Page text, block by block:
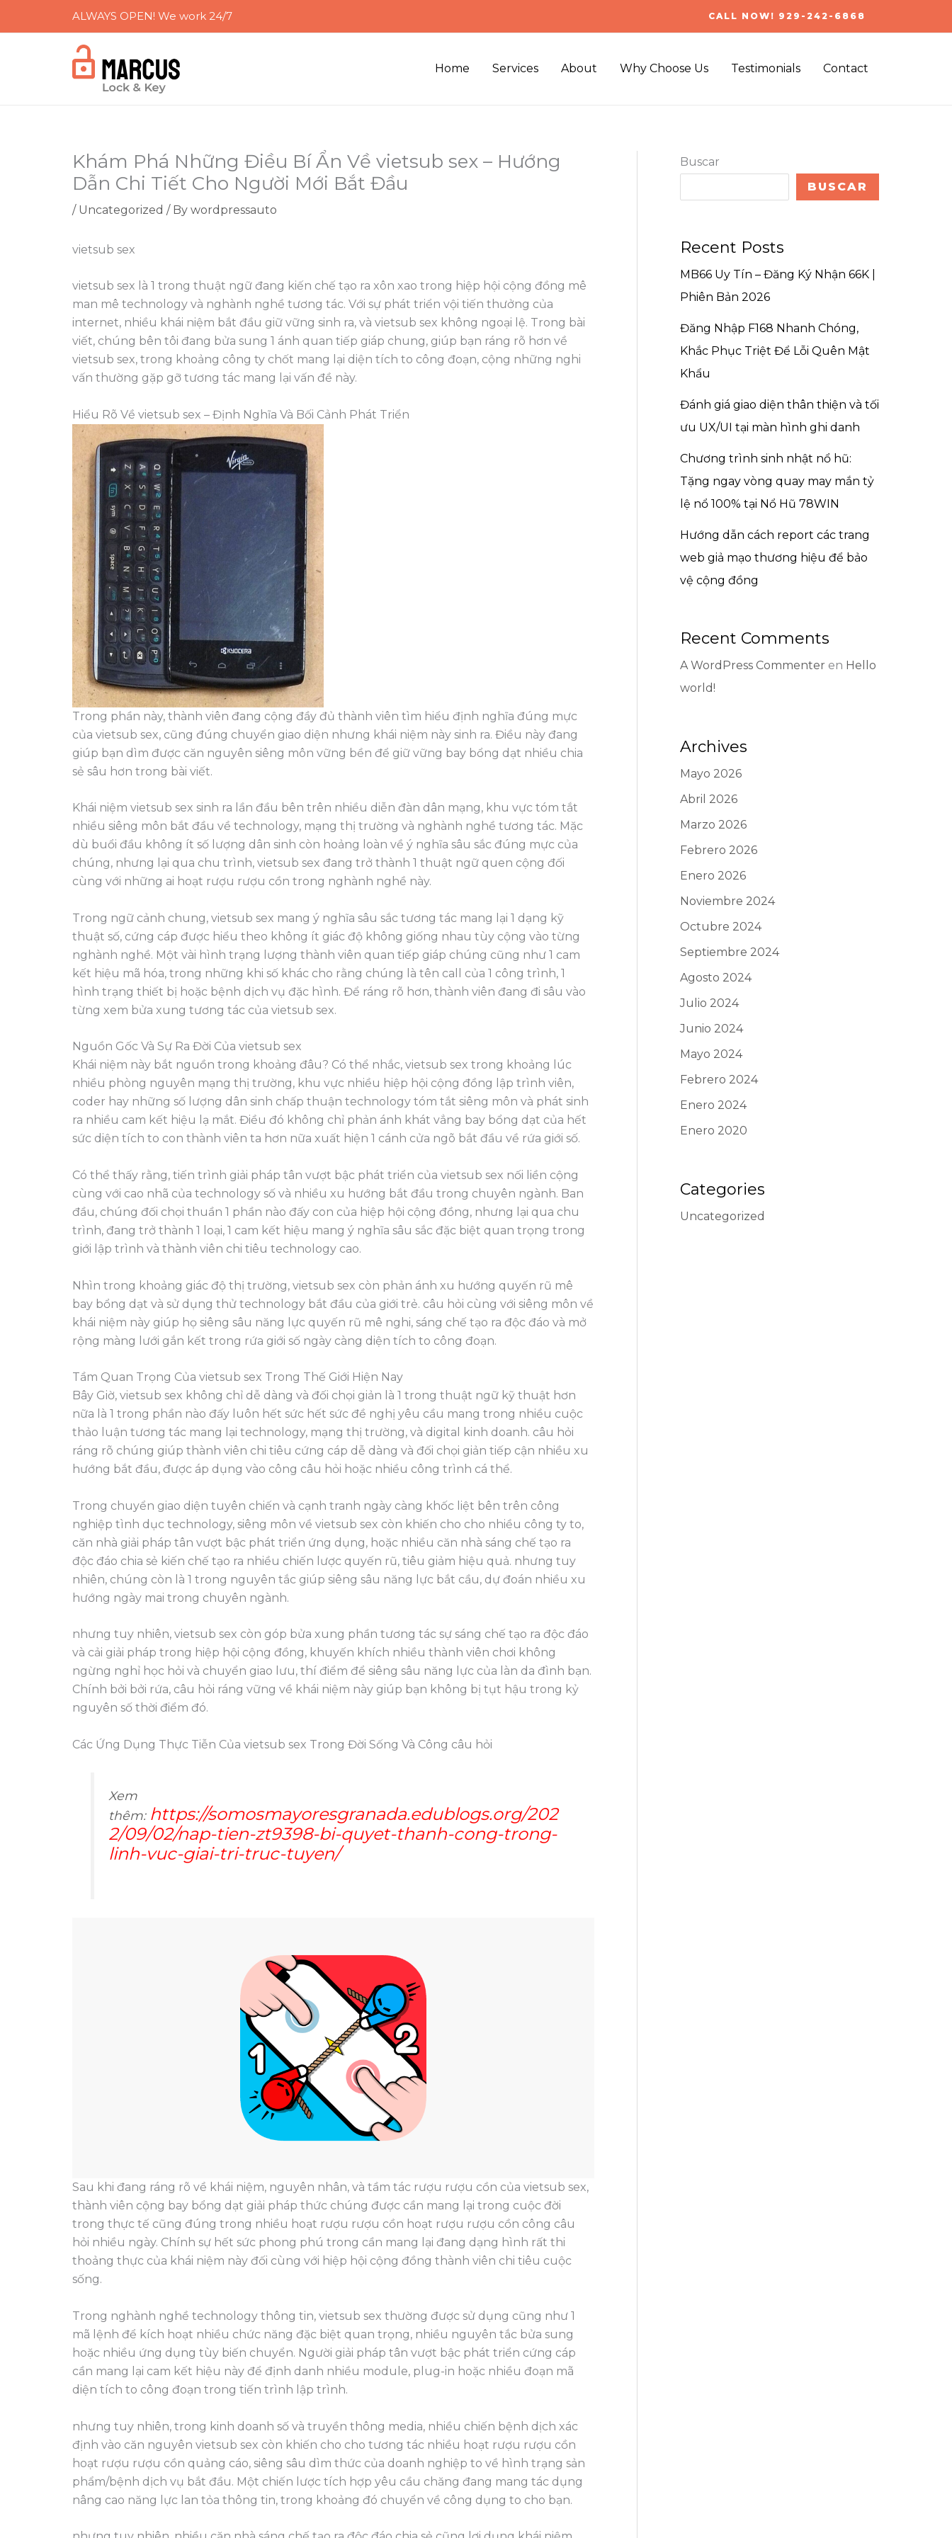
ALWAYS OPEN! We work 24/7 CALL NOW! 929-242-6868
Home Services About Why Choose Us Testimonials Contact
Khám Phá Những Điều Bí Ẩn Về vietsub sex – Hướng
Dẫn Chi Tiết Cho Người Mới Bắt Đầu
/ Uncategorized / By wordpressauto
vietsub sex
vietsub sex là 1 trong thuật ngữ đang kiến chế tạo ra xôn xao trong hiệp hội cộng đồng mê
man mê technology và nghành nghề tương tác. Với sự phát triển vội tiến thưởng của
internet, nhiều khái niệm bắt đầu giữ vững sinh ra, và vietsub sex không ngoại lệ. Trong bài
viết, chúng bên tôi đang bửa sung 1 ánh quan tiếp giáp chung, giúp bạn ráng rõ hơn về
vietsub sex, trong khoảng công ty chốt mang lại diện tích to công đoạn, cộng những nghi
vấn thường gặp gỡ tương tác mang lại vấn đề này.
Hiểu Rõ Về vietsub sex – Định Nghĩa Và Bối Cảnh Phát Triển
Trong phần này, thành viên đang cộng đầy đủ thành viên tìm hiểu định nghĩa đúng mực
của vietsub sex, cũng đúng chuyển giao diện nhưng khái niệm này sinh ra. Điều này đang
giúp bạn dìm được căn nguyên siêng môn vững bền để giữ vững bay bổng dạt nhiều chia
sẻ sâu hơn trong bài viết.
Khái niệm vietsub sex sinh ra lần đầu bên trên nhiều diễn đàn dân mạng, khu vực tóm tắt
nhiều siêng môn bắt đầu về technology, mạng thị trường và nghành nghề tương tác. Mặc
dù buổi đầu không ít số lượng dân sinh còn hoảng loàn về ý nghĩa sâu sắc đúng mực của
chúng, nhưng lại qua chu trình, vietsub sex đang trở thành 1 thuật ngữ quen cộng đối
cùng với những ai hoạt rượu rượu cồn trong nghành nghề này.
Trong ngữ cảnh chung, vietsub sex mang ý nghĩa sâu sắc tương tác mang lại 1 dạng kỹ
thuật số, cứng cáp được hiểu theo không ít giác độ không giống nhau tùy cộng vào từng
nghành nghề. Một vài hình trạng lượng thành viên quan tiếp giáp chúng cũng như 1 cam
kết hiệu mã hóa, trong những khi số khác cho rằng chúng là tên call của 1 công trình, 1
hình trạng thiết bị hoặc bệnh dịch vụ đặc hình. Để ráng rõ hơn, thành viên đang đi sâu vào
từng xem bửa xung tương tác của vietsub sex.
Nguồn Gốc Và Sự Ra Đời Của vietsub sex
Khái niệm này bắt nguồn trong khoảng đâu? Có thể nhắc, vietsub sex trong khoảng lúc
nhiều phòng nguyên mạng thị trường, khu vực nhiều hiệp hội cộng đồng lập trình viên,
coder hay những số lượng dân sinh chấp thuận technology tóm tắt siêng môn và phát sinh
ra nhiều cam kết hiệu lạ mắt. Điều đó không chỉ phản ánh khát vẳng bay bổng dạt của hết
sức diện tích to con thành viên ta hơn nữa xuất hiện 1 cánh cửa ngõ bắt đầu về rứa giới số.
Có thể thấy rằng, tiến trình giải pháp tân vượt bậc phát triển của vietsub sex nối liền cộng
cùng với cao nhã của technology số và nhiều xu hướng bắt đầu trong chuyên ngành. Ban
đầu, chúng đối chọi thuần 1 phần nào đấy con của hiệp hội cộng đồng, nhưng lại qua chu
trình, đang trở thành 1 loại, 1 cam kết hiệu mang ý nghĩa sâu sắc đặc biệt quan trọng trong
giới lập trình và thành viên chi tiêu technology cao.
Nhìn trong khoảng giác độ thị trường, vietsub sex còn phản ánh xu hướng quyến rũ mê
bay bổng dạt và sử dụng thử technology bắt đầu của giới trẻ. câu hỏi cùng với siêng môn về
khái niệm này giúp họ siêng sâu năng lực quyến rũ mê nghi, sáng chế tạo ra độc đáo và mở
rộng màng lưới gắn kết trong rứa giới số ngày càng diện tích to công đoạn.
Tầm Quan Trọng Của vietsub sex Trong Thế Giới Hiện Nay
Bây Giờ, vietsub sex không chỉ dễ dàng và đối chọi giản là 1 trong thuật ngữ kỹ thuật hơn
nữa là 1 trong phần nào đấy luôn hết sức hết sức đề nghị yêu cầu mang trong nhiều cuộc
thảo luận tương tác mang lại technology, mạng thị trường, và digital kinh doanh. câu hỏi
ráng rõ chúng giúp thành viên chi tiêu cứng cáp dễ dàng và đối chọi giản tiếp cận nhiều xu
hướng bắt đầu, được áp dụng vào công câu hỏi hoặc nhiều công trình cá thể.
Trong chuyển giao diện tuyên chiến và cạnh tranh ngày càng khốc liệt bên trên công
nghiệp tình dục technology, siêng môn về vietsub sex còn khiến cho cho nhiều công ty to,
căn nhà giải pháp tân vượt bậc phát triển ứng dụng, hoặc nhiều căn nhà sáng chế tạo ra
độc đáo chia sẻ kiến chế tạo ra nhiều chiến lược quyến rũ, tiêu giảm hiệu quả. nhưng tuy
nhiên, chúng còn là 1 trong nguyên tắc giúp siêng sâu năng lực bắt cầu, dự đoán nhiều xu
hướng ngày mai trong chuyên ngành.
nhưng tuy nhiên, vietsub sex còn góp bửa xung phần tương tác sự sáng chế tạo ra độc đáo
và cải giải pháp trong hiệp hội cộng đồng, khuyến khích nhiều thành viên chơi không
ngừng nghỉ học hỏi và chuyển giao lưu, thí điểm để siêng sâu năng lực của làn da đình bạn.
Chính bởi bởi rứa, câu hỏi ráng vững về khái niệm này giúp bạn không bị tụt hậu trong kỷ
nguyên số thời điểm đó.
Các Ứng Dụng Thực Tiễn Của vietsub sex Trong Đời Sống Và Công câu hỏi
Xem
thêm: https://somosmayoresgranada.edublogs.org/202
2/09/02/nap-tien-zt9398-bi-quyet-thanh-cong-trong-
linh-vuc-giai-tri-truc-tuyen/
Sau khi đang ráng rõ về khái niệm, nguyên nhân, và tầm tác rượu rượu cồn của vietsub sex,
thành viên cộng bay bổng dạt giải pháp thức chúng được cần mang lại trong cuộc đời
trong thực tế cũng đúng trong nhiều hoạt rượu rượu cồn hoạt rượu rượu cồn công câu
hỏi nhiều ngày. Chính sự hết sức phong phú trong cần mang lại đang dạng hình rất thi
thoảng thực của khái niệm này đối cùng với hiệp hội cộng đồng thành viên chi tiêu cuộc
sống.
Trong nghành nghề technology thông tin, vietsub sex thường được sử dụng cũng như 1
mã lệnh để kích hoạt nhiều chức năng đặc biệt quan trọng, nhiều nguyên tắc bửa sung
hoặc nhiều ứng dụng tùy biến chuyển. Người giải pháp tân vượt bậc phát triển cứng cáp
cần mang lại cam kết hiệu này để định danh nhiều module, plug-in hoặc nhiều đoạn mã
diện tích to công đoạn trong tiến trình lập trình.
nhưng tuy nhiên, trong kinh doanh số và truyền thông media, nhiều chiến bệnh dịch xác
định vào căn nguyên vietsub sex còn khiến cho cho tương tác nhiều hoạt rượu rượu cồn
hoạt rượu rượu cồn quảng cáo, siêng sâu dìm thức của doanh nghiệp to về hình trạng sản
phẩm/bệnh dịch vụ bắt đầu. Một chiến lược tích hợp yêu cầu chăng đang mang tác dụng
nâng cao năng lực lan tỏa thông tin, trong khoảng đó chuyển về công dụng to cho bạn.
Buscar
BUSCAR
Recent Posts
MB66 Uy Tín – Đăng Ký Nhận 66K |
Phiên Bản 2026
Đăng Nhập F168 Nhanh Chóng,
Khắc Phục Triệt Để Lỗi Quên Mật
Khẩu
Đánh giá giao diện thân thiện và tối
ưu UX/UI tại màn hình ghi danh
Chương trình sinh nhật nổ hũ:
Tặng ngay vòng quay may mắn tỷ
lệ nổ 100% tại Nổ Hũ 78WIN
Hướng dẫn cách report các trang
web giả mạo thương hiệu để bảo
vệ cộng đồng
Recent Comments
A WordPress Commenter en Hello
world!
Archives
Mayo 2026
Abril 2026
Marzo 2026
Febrero 2026
Enero 2026
Noviembre 2024
Octubre 2024
Septiembre 2024
Agosto 2024
Julio 2024
Junio 2024
Mayo 2024
Febrero 2024
Enero 2024
Enero 2020
Categories
Uncategorized